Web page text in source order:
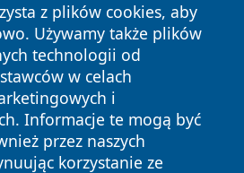
z plików cookies, aby
Używamy także plików
technologii od
w celach
i
Informacje te mogą być
przez naszych
korzystanie ze
Wszystkie prawa
Polityka